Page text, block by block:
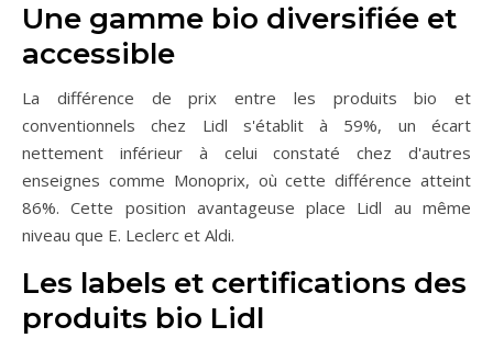
Une gamme bio diversifiée et
accessible
La différence de prix entre les produits bio et
conventionnels chez Lidl s'établit à 59%, un écart
nettement inférieur à celui constaté chez d'autres
enseignes comme Monoprix, où cette différence atteint
86%. Cette position avantageuse place Lidl au même
niveau que E. Leclerc et Aldi.
Les labels et certifications des
produits bio Lidl